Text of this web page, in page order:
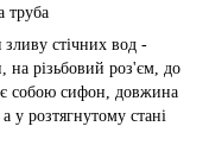
зливу стічних вод -
на різьбовий роз'єм, до
собою сифон, довжина
, а у розтягнутому стані